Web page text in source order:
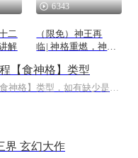
二
解
6343
（限免）神王再
临| 神格重燃，神王
【食神格】类型
子平格局法07中级课程【食神格】类型，如有缺少是官方系统删除，后期发现会补上，记得收藏关注
界 玄幻大作